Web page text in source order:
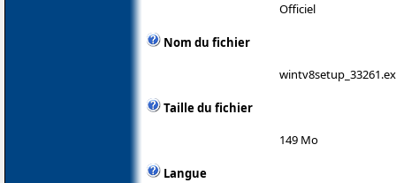
Officiel
Nom du fichier
Taille du fichier
149 Mo
Langue